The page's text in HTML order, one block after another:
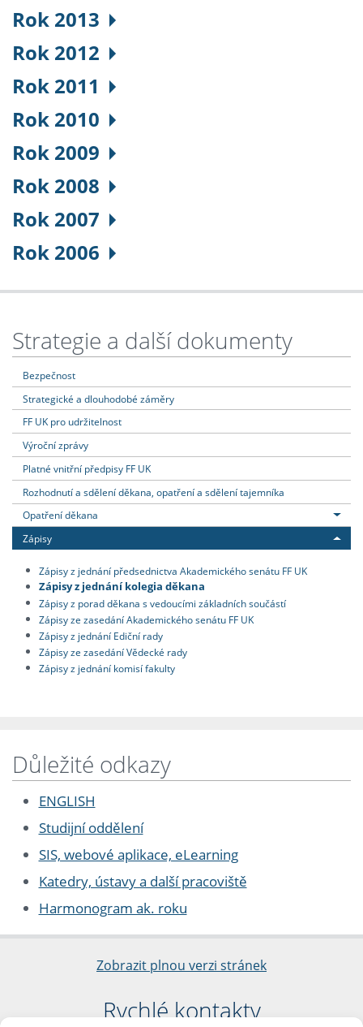
Rok 2013
Rok 2012
Rok 2011
Rok 2010
Rok 2009
Rok 2008
Rok 2007
Rok 2006
Strategie a další dokumenty
Bezpečnost
Strategické a dlouhodobé záměry
FF UK pro udržitelnost
Výroční zprávy
Platné vnitřní předpisy FF UK
Rozhodnutí a sdělení děkana, opatření a sdělení tajemníka
Opatření děkana
Zápisy
Zápisy z jednání předsednictva Akademického senátu FF UK
Zápisy z jednání kolegia děkana
Zápisy z porad děkana s vedoucími základních součástí
Zápisy ze zasedání Akademického senátu FF UK
Zápisy z jednání Ediční rady
Zápisy ze zasedání Vědecké rady
Zápisy z jednání komisí fakulty
Důležité odkazy
ENGLISH
Studijní oddělení
SIS, webové aplikace, eLearning
Katedry, ústavy a další pracoviště
Harmonogram ak. roku
Zobrazit plnou verzi stránek
Rychlé kontakty